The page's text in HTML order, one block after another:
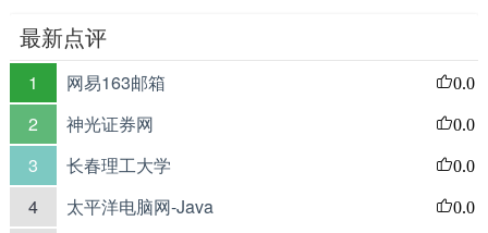
最新点评
1 网易163邮箱 0.0
2 神光证券网 0.0
3 长春理工大学 0.0
4 太平洋电脑网-Java 0.0